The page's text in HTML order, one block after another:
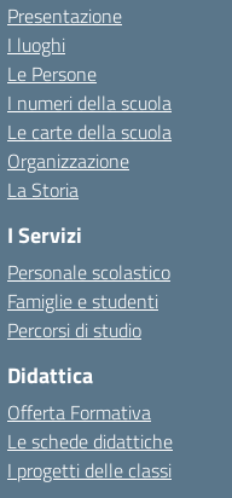
Presentazione
I luoghi
Le Persone
I numeri della scuola
Le carte della scuola
Organizzazione
La Storia
I Servizi
Personale scolastico
Famiglie e studenti
Percorsi di studio
Didattica
Offerta Formativa
Le schede didattiche
I progetti delle classi